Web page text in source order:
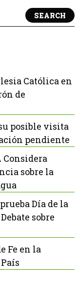
SEARCH
Católica en
de
posible visita
pendiente
Considera
sobre la
Día de la
sobre
Fe en la